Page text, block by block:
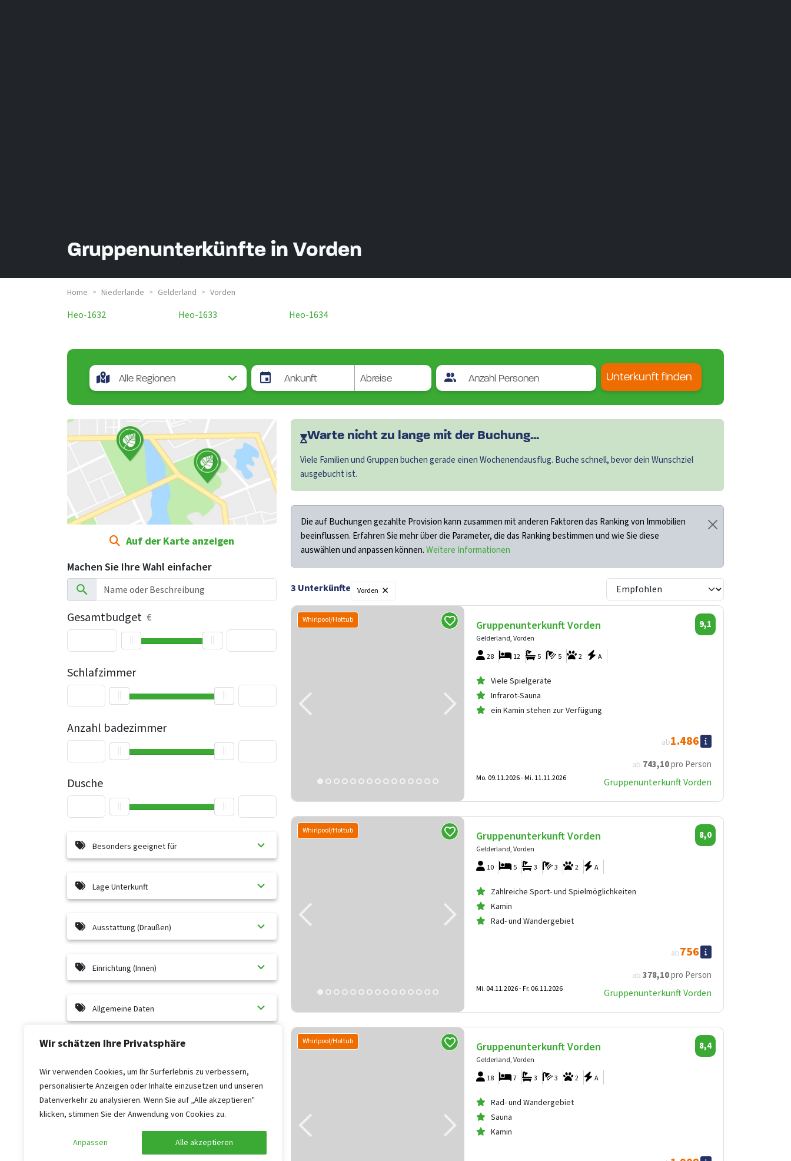
Wir schätzen Ihre Privatsphäre
Wir verwenden Cookies, um Ihr Surferlebnis zu verbessern,
personalisierte Anzeigen oder Inhalte einzusetzen und unseren
Datenverkehr zu analysieren. Wenn Sie auf „Alle akzeptieren"
klicken, stimmen Sie der Anwendung von Cookies zu.
Anpassen Alle akzeptieren
Gruppenunterkünfte in Vorden
Home > Niederlande > Gelderland > Vorden
Heo-1632 Heo-1633 Heo-1634
Unterkunft finden
Auf der Karte anzeigen
Machen Sie Ihre Wahl einfacher
Gesamtbudget €
Dusche
Anzahl badezimmer
Schlafzimmer
Lage Unterkunft
Ausstattung (Draußen)
Einrichtung (Innen)
Besonders geeignet für
Allgemeine Daten
Barrierefreiheit
Küche
Warte nicht zu lange mit der Buchung...
Viele Familien und Gruppen buchen gerade einen Wochenendausflug. Buche schnell, bevor dein Wunschziel
ausgebucht ist.
Die auf Buchungen gezahlte Provision kann zusammen mit anderen Faktoren das Ranking von Immobilien
beeinflussen. Erfahren Sie mehr über die Parameter, die das Ranking bestimmen und wie Sie diese
auswählen und anpassen können.Weitere Informationen
3 Unterkünfte Vorden ×
Whirlpool/Hottub Gruppenunterkunft Vorden
Gelderland, Vorden
9,1
28 2
5
5 A
12
Viele Spielgeräte
Infrarot-Sauna
ein Kamin stehen zur Verfügung
ab 743,10pro Person
ab1.486
Mo. 09.11.2026 -Mi. 11.11.2026 Gruppenunterkunft Vorden
Whirlpool/Hottub Gruppenunterkunft Vorden
Gelderland, Vorden
8,0
10 2
3
3 A
5
Zahlreiche Sport- und Spielmöglichkeiten
Kamin
Rad- und Wandergebiet
ab 378,10pro Person
ab756
Mi. 04.11.2026 -Fr. 06.11.2026 Gruppenunterkunft Vorden
Whirlpool/Hottub Gruppenunterkunft Vorden
Gelderland, Vorden
8,4
18 2
3
3 A
7
Rad- und Wandergebiet
Sauna
Kamin